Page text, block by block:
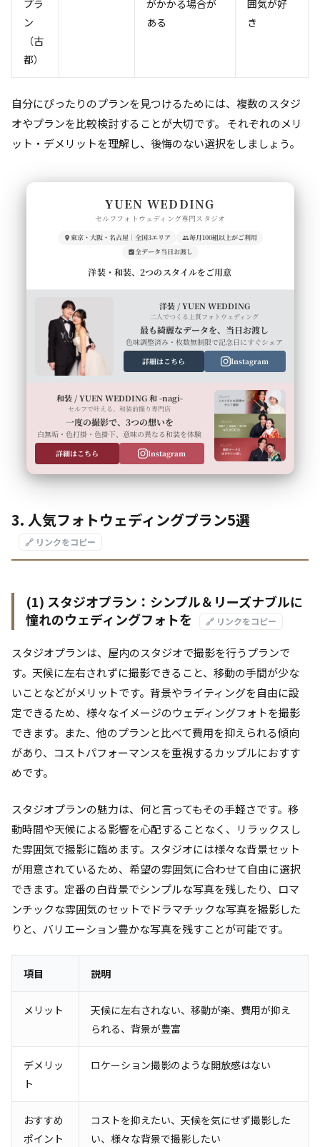
プラ
ン
（古
都）
がかかる場合が
ある
囲気が好
き
自分にぴったりのプランを見つけるためには、複数のスタジ
オやプランを比較検討することが大切です。 それぞれのメリ
ット・デメリットを理解し、後悔のない選択をしましょう。
YUEN WEDDING
セルフフォトウェディング専門スタジオ
東京・大阪・名古屋｜全国3エリア
毎月100組以上がご利用
全データ当日お渡し
洋装・和装、2つのスタイルをご用意
洋装 / YUEN WEDDING
二人でつくる上質フォトウェディング
最も綺麗なデータを、当日お渡し
色味調整済み・枚数無制限で記念日にすぐシェア
詳細はこちら
Instagram
和装 / YUEN WEDDING 和 -nagi-
セルフで叶える、和装前撮り専門店
一度の撮影で、3つの想いを
白無垢・色打掛・色掛下、意味の異なる和装を体験
詳細はこちら
Instagram
3. 人気フォトウェディングプラン5選
🔗 リンクをコピー
(1) スタジオプラン：シンプル＆リーズナブルに
憧れのウェディングフォトを
🔗 リンクをコピー
スタジオプランは、屋内のスタジオで撮影を行うプランで
す。天候に左右されずに撮影できること、移動の手間が少な
いことなどがメリットです。背景やライティングを自由に設
定できるため、様々なイメージのウェディングフォトを撮影
できます。また、他のプランと比べて費用を抑えられる傾向
があり、コストパフォーマンスを重視するカップルにおすす
めです。
スタジオプランの魅力は、何と言ってもその手軽さです。移
動時間や天候による影響を心配することなく、リラックスし
た雰囲気で撮影に臨めます。スタジオには様々な背景セット
が用意されているため、希望の雰囲気に合わせて自由に選択
できます。定番の白背景でシンプルな写真を残したり、ロマ
ンチックな雰囲気のセットでドラマチックな写真を撮影した
りと、バリエーション豊かな写真を残すことが可能です。
項目 説明
メリット
天候に左右されない、移動が楽、費用が抑え
られる、背景が豊富
デメリッ
ト
ロケーション撮影のような開放感はない
おすすめ
ポイント
コストを抑えたい、天候を気にせず撮影した
い、様々な背景で撮影したい